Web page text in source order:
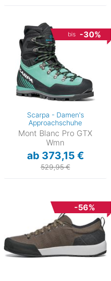
bis -30%
Scarpa - Damen's
Approachschuhe
Mont Blanc Pro GTX
Wmn
ab 373,15 €
529,95 €
-56%